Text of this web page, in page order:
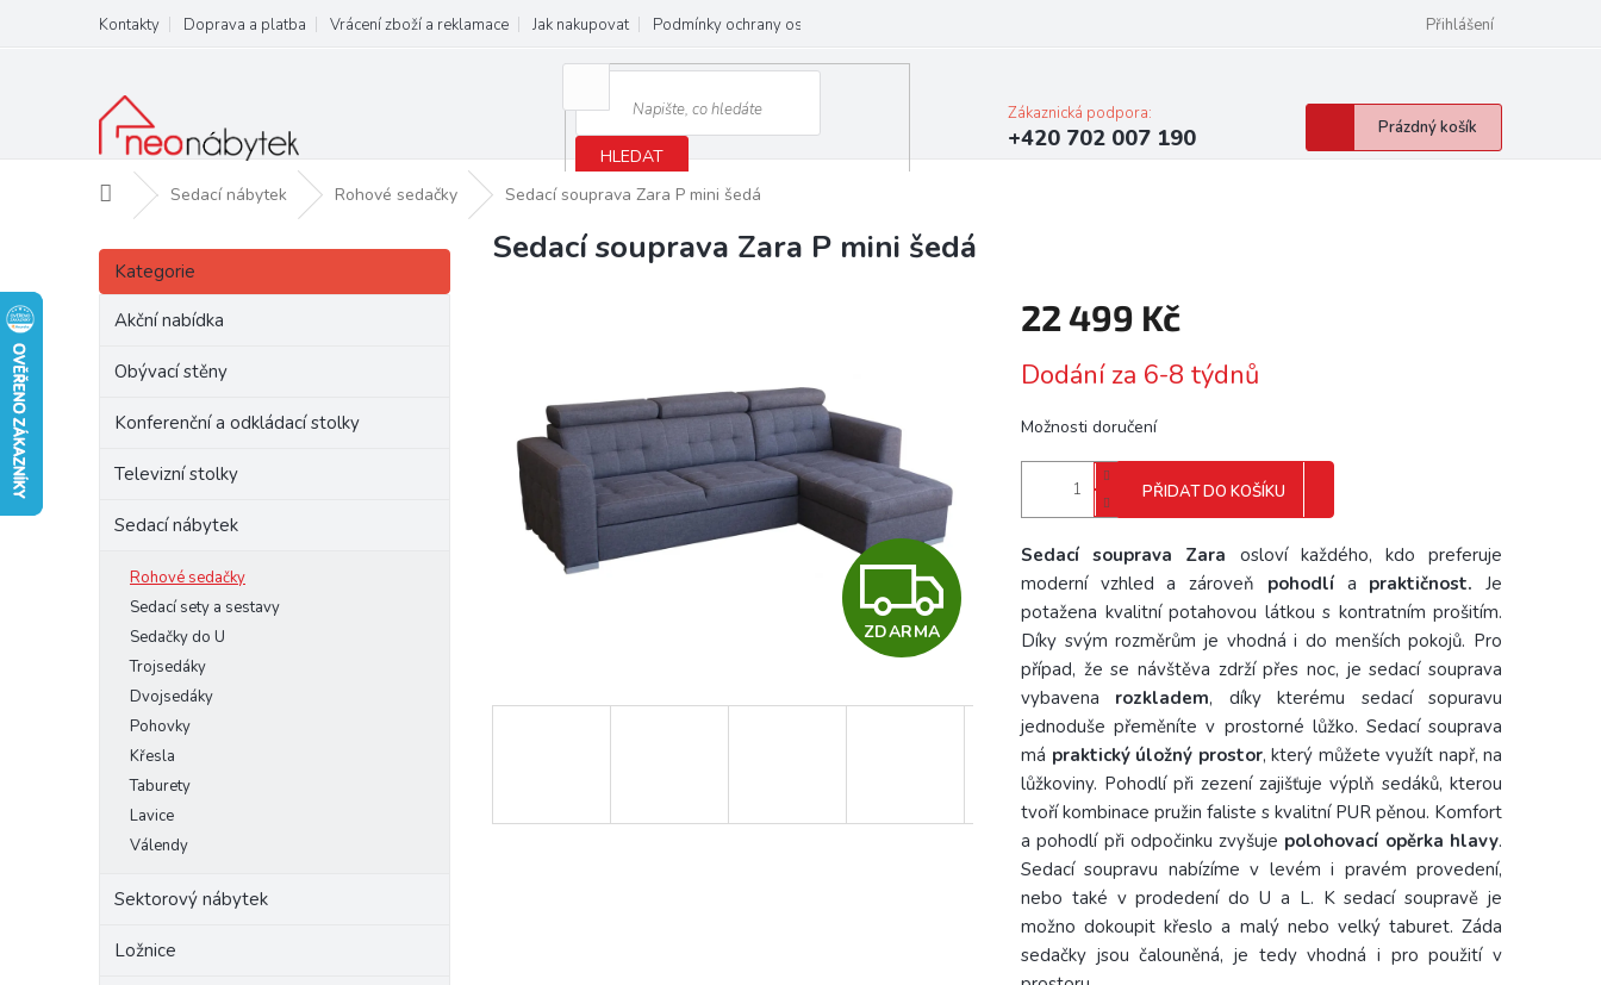
obsah
Kontakty Doprava a platba Vrácení zboží a reklamace Jak nakupovat Podmínky ochrany osobních údajů Přihlášení
HLEDAT
Zákaznická podpora:
+420 702 007 190
Nákupní
košík
Prázdný košík
Domů Sedací nábytek Rohové sedačky Sedací souprava Zara P mini šedá
P
s
Přeskočit
kategorie
Kategorie
Akční nabídka
Obývací stěny
Konferenční a odkládací stolky
Televizní stolky
Sedací nábytek
Rohové sedačky
Sedací sety a sestavy
Sedačky do U
Trojsedáky
Dvojsedáky
Pohovky
Křesla
Taburety
Lavice
Válendy
Sektorový nábytek
Ložnice
Sedací souprava Zara P mini šedá
Z
R
ZDARMA
22 499 Kč
cena:
Dodání za 6-8 týdnů
Možnosti doručení
PŘIDAT DO KOŠÍKU
Sedací souprava Zara osloví každého, kdo preferuje
moderní vzhled a zároveň pohodlí a praktičnost. Je
potažena kvalitní potahovou látkou s kontratním prošitím.
Díky svým rozměrům je vhodná i do menších pokojů. Pro
případ, že se návštěva zdrží přes noc, je sedací souprava
vybavena rozkladem, díky kterému sedací sopuravu
jednoduše přeměníte v prostorné lůžko. Sedací souprava
má praktický úložný prostor, který můžete využít např, na
lůžkoviny. Pohodlí při zezení zajišťuje výplň sedáků, kterou
tvoří kombinace pružin faliste s kvalitní PUR pěnou. Komfort
a pohodlí při odpočinku zvyšuje polohovací opěrka hlavy.
Sedací soupravu nabízíme v levém i pravém provedení,
nebo také v prodedení do U a L. K sedací soupravě je
možno dokoupit křeslo a malý nebo velký taburet. Záda
sedačky jsou čalouněná, je tedy vhodná i pro použití v